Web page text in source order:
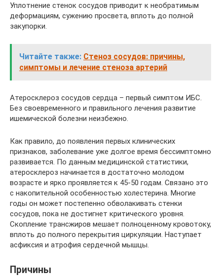
Уплотнение стенок сосудов приводит к необратимым
деформациям, сужению просвета, вплоть до полной
закупорки.
Читайте также: Стеноз сосудов: причины,
симптомы и лечение стеноза артерий
Атеросклероз сосудов сердца – первый симптом ИБС.
Без своевременного и правильного лечения развитие
ишемической болезни неизбежно.
Как правило, до появления первых клинических
признаков, заболевание уже долгое время бессимптомно
развивается. По данным медицинской статистики,
атеросклероз начинается в достаточно молодом
возрасте и ярко проявляется к 45-50 годам. Связано это
с накопительной особенностью холестерина. Многие
годы он может постепенно обволакивать стенки
сосудов, пока не достигнет критического уровня.
Скопление трансжиров мешает полноценному кровотоку,
вплоть до полного перекрытия циркуляции. Наступает
асфиксия и атрофия сердечной мышцы.
Причины